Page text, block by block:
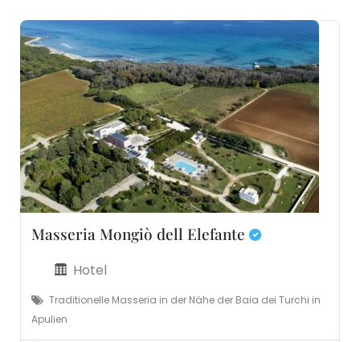
Masseria Mongiò dell Elefante
Hotel
Traditionelle Masseria in der Nähe der Baia dei Turchi in
Apulien